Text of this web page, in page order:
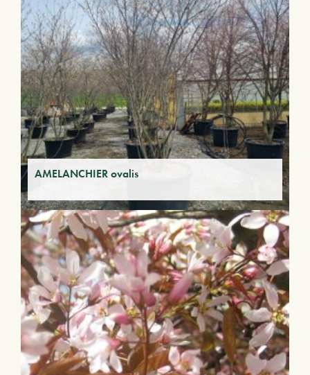
AMELANCHIER ovalis